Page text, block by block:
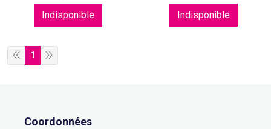
Indisponible Indisponible
1
Coordonnées